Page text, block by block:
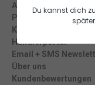
Athleten Team
Phantom BLOG
Kampfsport Shops
Händlerportal
Email + SMS
Über uns
Kundenbewertungen
Du kannst dich